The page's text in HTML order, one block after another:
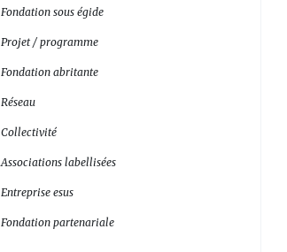
Fondation sous égide
Projet / programme
Fondation abritante
Réseau
Collectivité
Associations labellisées
Entreprise esus
Fondation partenariale